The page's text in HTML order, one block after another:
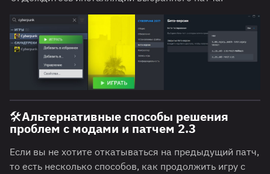
🛠️Альтернативные способы решения
проблем с модами и патчем 2.3
Если вы не хотите откатываться на предыдущий патч,
то есть несколько способов, как продолжить игру с